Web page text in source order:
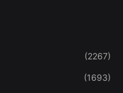
(2267)
(1693)